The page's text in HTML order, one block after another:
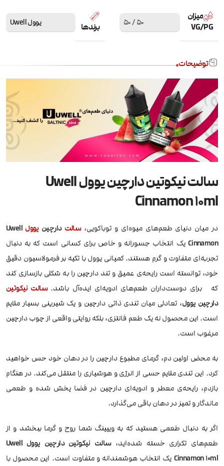
میزان
VG/PG
50 / 50 برندها یوول Uwell
توضیحات
سالت نیکوتین دارچین یوول Uwell
Cinnamon 10ml
در میان دنیای طعم‌های میوه‌ای و توباکویی،سالت دارچین یوول Uwell
Cinnamon یک انتخاب جسورانه و خاص برای کسانی است که به دنبال
تجربه‌ای متفاوت و گرم هستند. کمپانی یوول با تکیه بر فرمولاسیون دقیق
خود، توانسته است رایحه‌ی عمیق و تند دارچین را به شکلی بازسازی کند
که برای دوست‌داران طعم‌های ادویه‌ای ایده‌آل باشد.سالت نیکوتین
دارچین یوول، تعادلی میان تندی ذاتی دارچین و یک شیرینی بسیار ملایم
است. این محصول نه یک طعم فانتزی، بلکه روایتی واقعی از چوب دارچین
مرغوب است.
به محض اولین دم، گرمای مطبوع دارچین را در دهان خود حس خواهید
کرد. این تندی ملایم حسی از انرژی و هوشیاری را منتقل می‌کند. در هنگام
بازدم، رایحه‌ی معطر و ادویه‌ای دارچین در فضا پخش شده و طعمی
ماندگار و تمیز در دهان باقی می‌گذارد.
اگر به دنبال طعمی هستید که به ویپینگ شما روح و گرما ببخشد و از
طعم‌های تکراری خسته شده‌اید،
سالت نیکوتین دارچین یوول Uwell
Cinnamon 10ml یک انتخاب هوشمندانه و متفاوت است. این محصول با